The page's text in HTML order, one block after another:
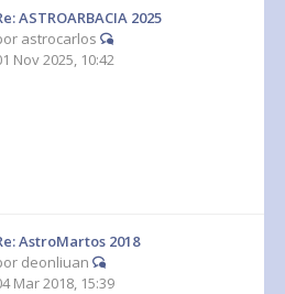
ASTROARBACIA 2025
astrocarlos
Nov 2025, 10:42
AstroMartos 2018
deonliuan
Mar 2018, 15:39